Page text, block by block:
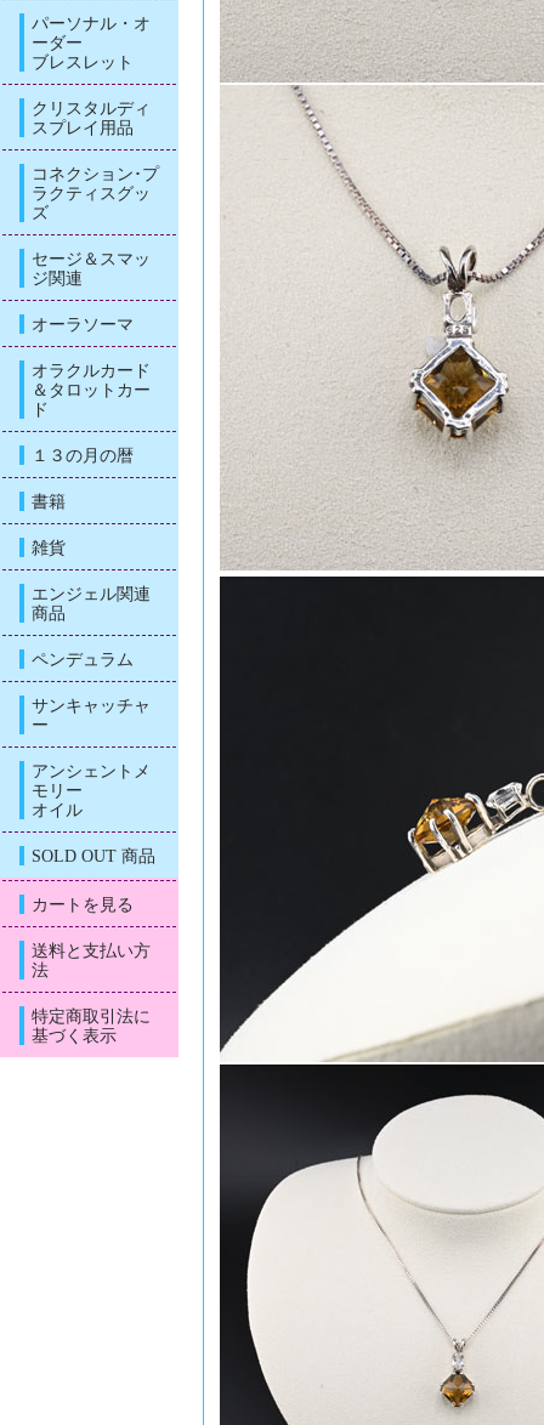
パーソナル・オ
ーダー
ブレスレット
クリスタルディ
スプレイ用品
コネクション･プ
ラクティスグッ
ズ
セージ＆スマッ
ジ関連
オーラソーマ
オラクルカード
＆タロットカー
ド
１３の月の暦
書籍
雑貨
エンジェル関連
商品
ペンデュラム
サンキャッチャ
ー
アンシェントメ
モリー
オイル
SOLD OUT 商品
カートを見る
送料と支払い方
法
特定商取引法に
基づく表示